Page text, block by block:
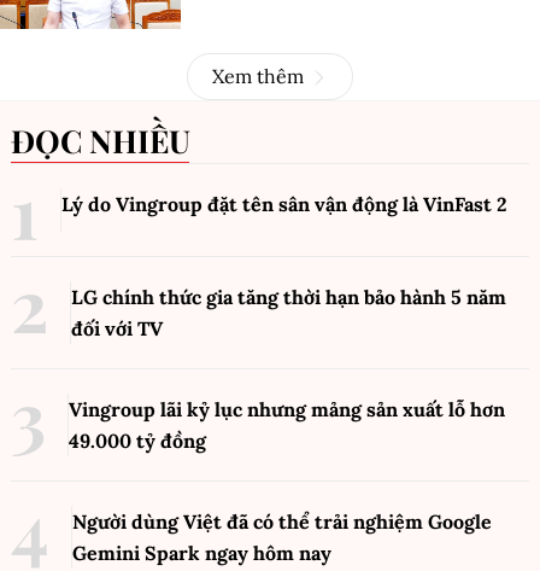
Xem thêm
ĐỌC NHIỀU
Lý do Vingroup đặt tên sân vận động là VinFast 2
LG chính thức gia tăng thời hạn bảo hành 5 năm
đối với TV
Vingroup lãi kỷ lục nhưng mảng sản xuất lỗ hơn
49.000 tỷ đồng
Người dùng Việt đã có thể trải nghiệm Google
Gemini Spark ngay hôm nay